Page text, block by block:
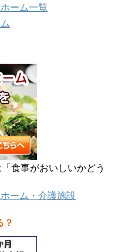
ーム一覧
食事がおいしいかどう
ーム・介護施設
？